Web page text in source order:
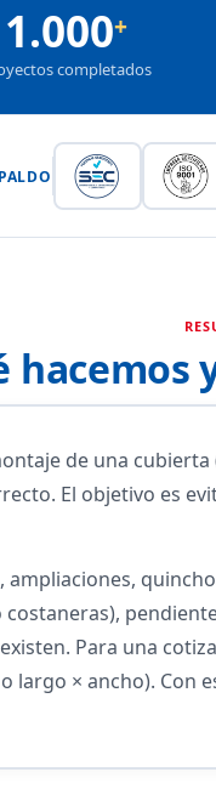
1.000+
completados
hacemos
de una
El objetivo es
Para una
largo × ancho).